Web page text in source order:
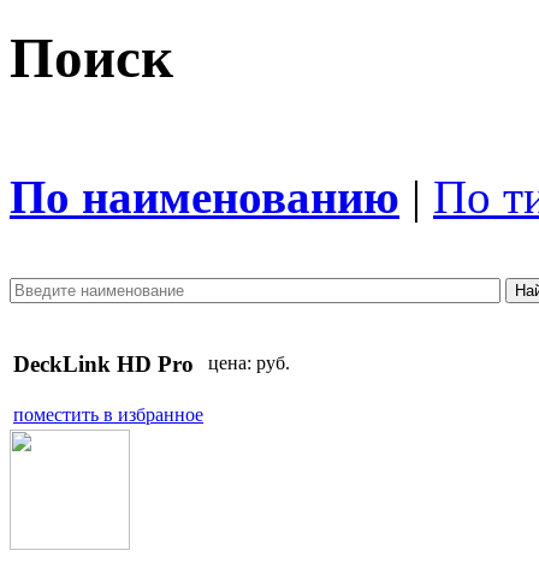
Поиск
По наименованию | По
DeckLink HD Pro цена: руб.
поместить в избранное